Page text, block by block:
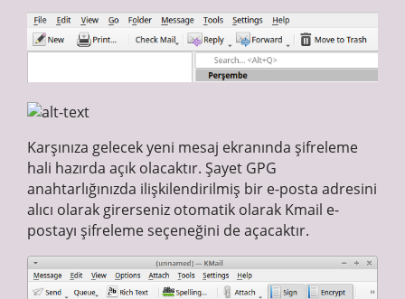
Karşınıza gelecek yeni mesaj ekranında şifreleme
hali hazırda açık olacaktır. Şayet GPG
anahtarlığınızda ilişkilendirilmiş bir e-posta adresini
alıcı olarak girerseniz otomatik olarak Kmail e-
postayı şifreleme seçeneğini de açacaktır.